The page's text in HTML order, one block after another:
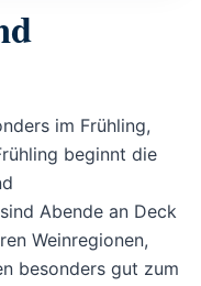
im Frühling,
beginnt die
Abende an Deck
Weinregionen,
besonders gut zum